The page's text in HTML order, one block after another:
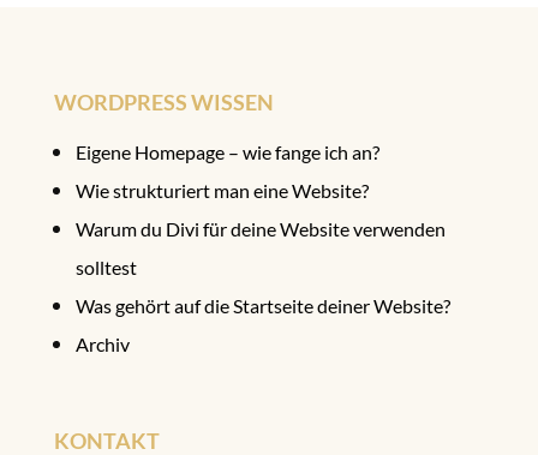
WORDPRESS WISSEN
Eigene Homepage – wie fange ich an?
Wie strukturiert man eine Website?
Warum du Divi für deine Website verwenden
solltest
Was gehört auf die Startseite deiner Website?
Archiv
KONTAKT